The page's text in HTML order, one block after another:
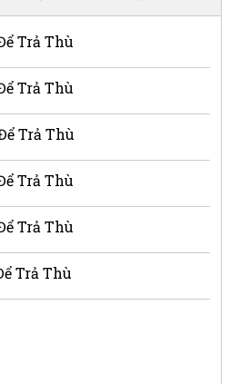
Trả Thù
Trả Thù
Trả Thù
Trả Thù
Trả Thù
Trả Thù